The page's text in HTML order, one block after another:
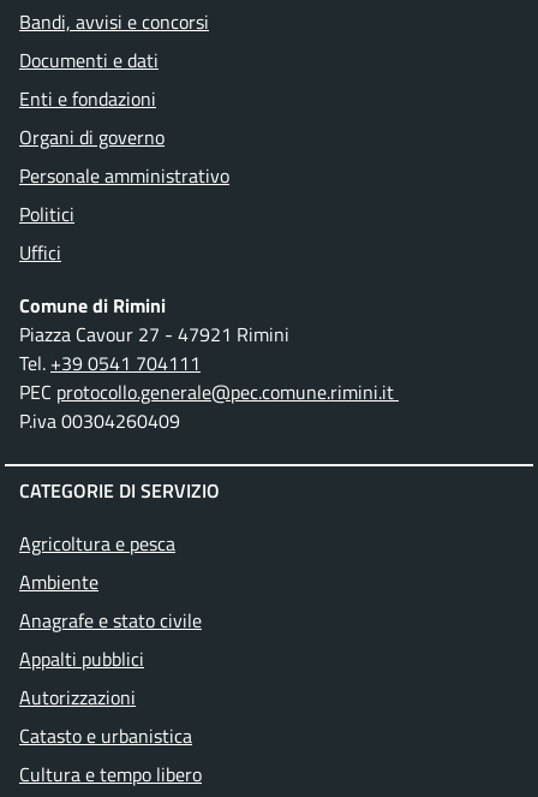
Bandi, avvisi e concorsi
Documenti e dati
Enti e fondazioni
Organi di governo
Personale amministrativo
Politici
Uffici
Comune di Rimini
Piazza Cavour 27 - 47921 Rimini
Tel. +39 0541 704111
PEC protocollo.generale@pec.comune.rimini.it
P.iva 00304260409
CATEGORIE DI SERVIZIO
Agricoltura e pesca
Ambiente
Anagrafe e stato civile
Appalti pubblici
Autorizzazioni
Catasto e urbanistica
Cultura e tempo libero